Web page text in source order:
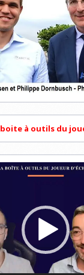
à outils du